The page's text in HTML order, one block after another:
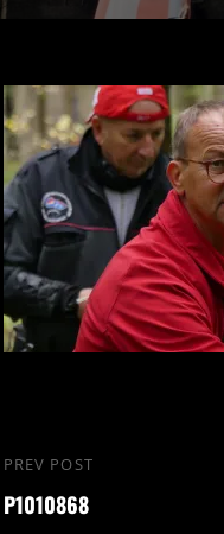
PREV POST
P1010868